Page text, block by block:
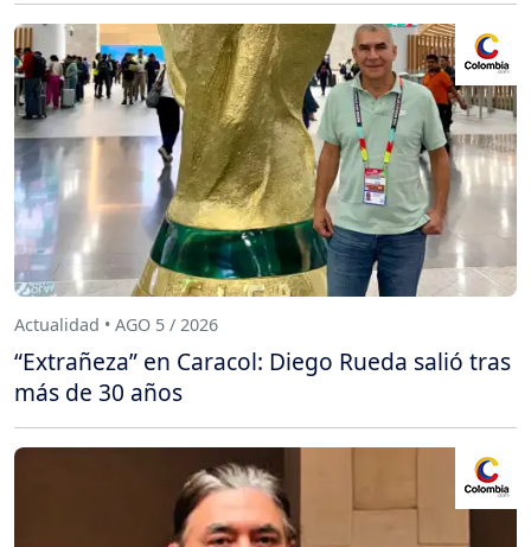
Actualidad • AGO 5 / 2026
“Extrañeza” en Caracol: Diego Rueda salió tras
más de 30 años